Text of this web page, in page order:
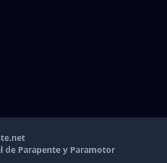
de Parapente y Paramotor